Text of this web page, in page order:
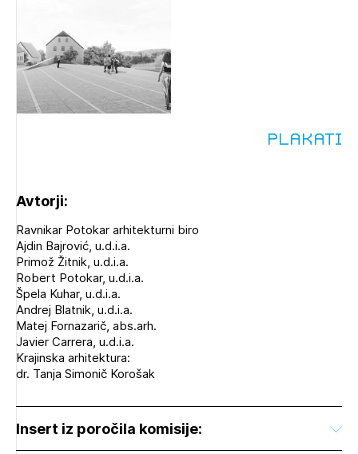
Plakati
Avtorji:
Ravnikar Potokar arhitekturni biro
Ajdin Bajrović, u.d.i.a.
Primož Žitnik, u.d.i.a.
Robert Potokar, u.d.i.a.
Špela Kuhar, u.d.i.a.
Andrej Blatnik, u.d.i.a.
Matej Fornazarič, abs.arh.
Javier Carrera, u.d.i.a.
Krajinska arhitektura:
dr. Tanja Simonič Korošak
Insert iz poročila komisije: